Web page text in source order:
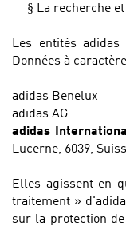
§ La recherche
Les entités
Données à
adidas Benelux
adidas AG
adidas
Lucerne, 6039,
Elles agissent en
traitement »
sur la protection